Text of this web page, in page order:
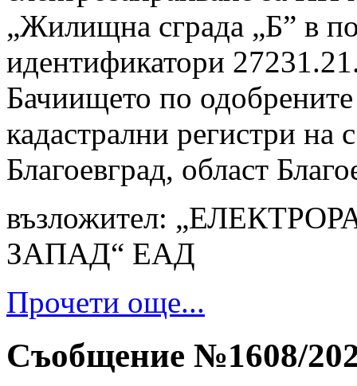
„Жилищна сграда „Б” в
идентификатори
Бачиището по одобрените
кадастрални регистри
Благоевград, област
възложител:
ЗАПАД“ ЕАД
Прочети още...
Съобщение №1608/